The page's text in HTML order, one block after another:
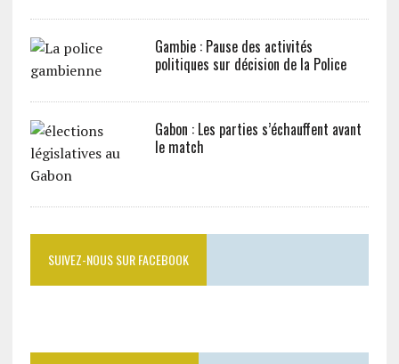
Gambie : Pause des activités
politiques sur décision de la Police
Gabon : Les parties s’échauffent avant
le match
SUIVEZ-NOUS SUR FACEBOOK